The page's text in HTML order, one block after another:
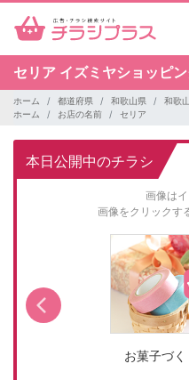
セリア イズミヤショッピ
ホーム 都道府県 和歌山県
和歌
ホーム
お店の名前 セリア
本日公開中のチラシ
画像はイ
画像をクリックす
お菓子づ